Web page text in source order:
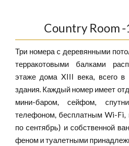
Country Room -
Три номера с деревянными
терракотовыми балками
этаже дома XIII века, всего в
здания. Каждый номер имеет
мини-баром, сейфом,
телефоном, бесплатным Wi-Fi,
по сентябрь) и собственной
феном и туалетными